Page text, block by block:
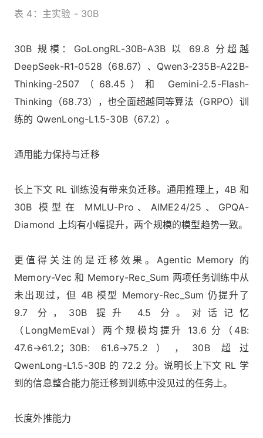
表 4：主实验 - 30B
30B 规模：GoLongRL-30B-A3B 以 69.8 分超越
DeepSeek-R1-0528（68.67）、Qwen3-235B-A22B-
Thinking-2507（68.45）和 Gemini-2.5-Flash-
Thinking（68.73），也全面超越同等算法（GRPO）训
练的 QwenLong-L1.5-30B（67.2）。
通用能力保持与迁移
长上下文 RL 训练没有带来负迁移。通用推理上，4B 和
30B 模型在 MMLU-Pro、AIME24/25、GPQA-
Diamond 上均有小幅提升，两个规模的模型趋势一致。
更值得关注的是迁移效果。Agentic Memory 的
Memory-Vec 和 Memory-Rec_Sum 两项任务训练中从
未出现过，但 4B 模型 Memory-Rec_Sum 仍提升了
9.7 分，30B 提升 4.5 分。对话记忆
（LongMemEval）两个规模均提升 13.6 分（4B:
47.6→61.2；30B: 61.6→75.2），30B 超过
QwenLong-L1.5-30B 的 72.2 分。说明长上下文 RL 学
到的信息整合能力能迁移到训练中没见过的任务上。
长度外推能力